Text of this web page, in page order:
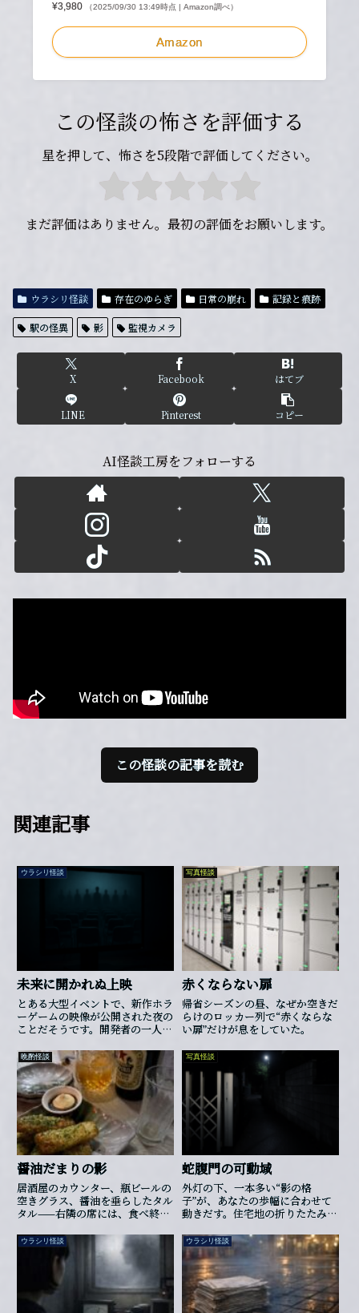
¥3,980 （2025/09/30 13:49時点 | Amazon調べ）
Amazon
この怪談の怖さを評価する
星を押して、怖さを5段階で評価してください。
まだ評価はありません。最初の評価をお願いします。
ウラシリ怪談 存在のゆらぎ 日常の崩れ 記録と痕跡
駅の怪異 影 監視カメラ
X Facebook はてブ
LINE Pinterest コピー
AI怪談工房をフォローする
この怪談の記事を読む
関連記事
ウラシリ怪談
未来に開かれぬ上映
とある大型イベントで、新作ホラ
ーゲームの映像が公開された夜の
ことだそうです。開発者の一人が
た時、タイトルの下に見慣れぬ文
字列が浮かんでいたといいます。
最初は発表用の素材が紛れ込んだ
のかと思われました。実際、その
日には他作品の最新映像や、異色
のコラボの告知、さらにはアニメ
化の発表までが立て続けにあった
からです。けれど文字列はコード
の中に存在せず、削除もできない
まま、再起動のたびに姿を変え続
けました。やがて、それは日付を
示すようになりました。次回イベ
ントの告知のように並んだ数字――し
かし調べると、その日時には会場
はすでになく、更地の予定だった
のです。最後に開発画面を起...
写真怪談
赤くならない扉
帰省シーズンの昼、なぜか空きだ
らけのロッカー列で“赤くならな
い扉”だけが息をしていた。
晩酌怪談
醤油だまりの影
居酒屋のカウンター、瓶ビールの
空きグラス、醤油を垂らしたタル
タル——右隣の席には、食べ終わ
いた。
写真怪談
蛇腹門の可動域
外灯の下、一本多い“影の格
子”が、あなたの歩幅に合わせて
動きだす。住宅地の折りたたみ門
ウラシリ怪談 ウラシリ怪談